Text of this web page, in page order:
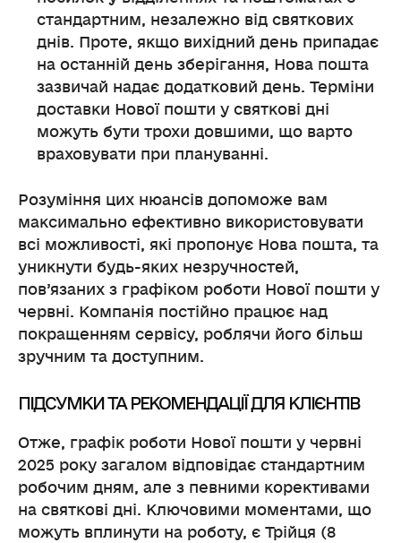
стандартним, незалежно від святкових
днів. Проте, якщо вихідний день припадає
на останній день зберігання, Нова пошта
зазвичай надає додатковий день. Терміни
доставки Нової пошти у святкові дні
можуть бути трохи довшими, що варто
враховувати при плануванні.
Розуміння цих нюансів допоможе вам
максимально ефективно використовувати
всі можливості, які пропонує Нова пошта, та
уникнути будь-яких незручностей,
пов’язаних з графіком роботи Нової пошти у
червні. Компанія постійно працює над
покращенням сервісу, роблячи його більш
зручним та доступним.
ПІДСУМКИ ТА РЕКОМЕНДАЦІЇ ДЛЯ КЛІЄНТІВ
Отже, графік роботи Нової пошти у червні
2025 року загалом відповідає стандартним
робочим дням, але з певними корективами
на святкові дні. Ключовими моментами, що
можуть вплинути на роботу, є Трійця (8